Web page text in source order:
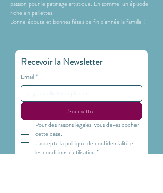
passion pour le patinage artistique. En somme, un épisode
riche en paillettes.
Bonne écoute et bonnes fêtes de fin d'année la famille !
Recevoir la Newsletter
Email *
Soumettre
Pour des raisons légales, vous devez cocher
J'accepte la politique de confidentialité et
les conditions d'utilisation *